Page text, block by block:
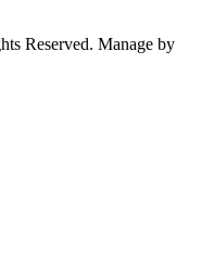
Reserved. Manage by